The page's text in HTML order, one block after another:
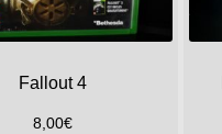
Fallout 4
8,00€